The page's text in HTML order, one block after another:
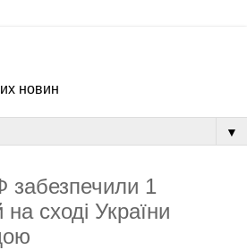
новин
▼
1
сході України